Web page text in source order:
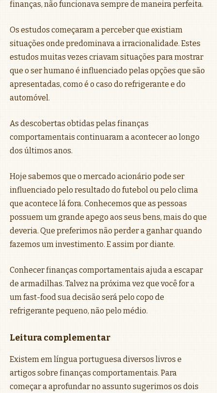
finanças, não funcionava sempre de maneira perfeita.
Os estudos começaram a perceber que existiam
situações onde predominava a irracionalidade. Estes
estudos muitas vezes criavam situações para mostrar
que o ser humano é influenciado pelas opções que são
apresentadas, como é o caso do refrigerante e do
automóvel.
As descobertas obtidas pelas finanças
comportamentais continuaram a acontecer ao longo
dos últimos anos.
Hoje sabemos que o mercado acionário pode ser
influenciado pelo resultado do futebol ou pelo clima
que acontece lá fora. Conhecemos que as pessoas
possuem um grande apego aos seus bens, mais do que
deveria. Que preferimos não perder a ganhar quando
fazemos um investimento. E assim por diante.
Conhecer finanças comportamentais ajuda a escapar
de armadilhas. Talvez na próxima vez que você for a
um fast-food sua decisão será pelo copo de
refrigerante pequeno, não pelo médio.
Leitura complementar
Existem em língua portuguesa diversos livros e
artigos sobre finanças comportamentais. Para
começar a aprofundar no assunto sugerimos os dois